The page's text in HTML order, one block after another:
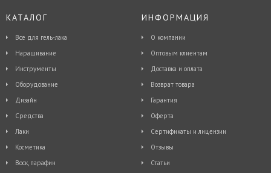
КАТАЛОГ
Все для гель-лака
Наращивание
Инструменты
Оборудование
Дизайн
Средства
Лаки
Косметика
Воск, парафин
ИНФОРМАЦИЯ
О компании
Оптовым клиентам
Доставка и оплата
Возврат товара
Гарантия
Оферта
Сертификаты и лицензии
Отзывы
Статьи